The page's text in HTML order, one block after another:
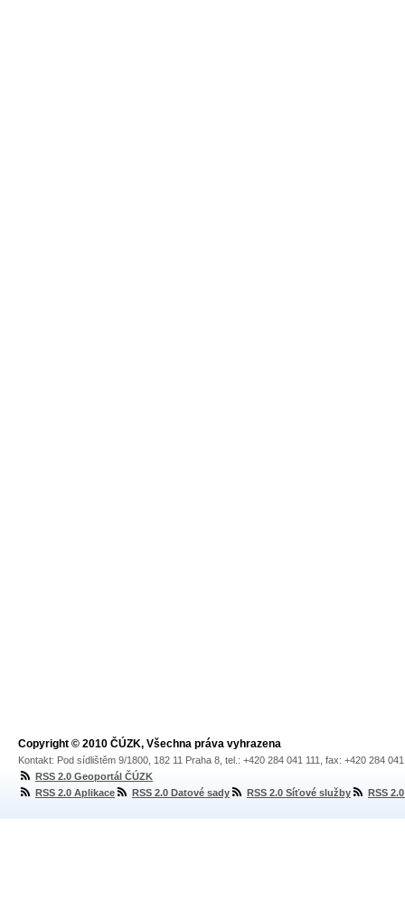
Copyright © 2010 ČÚZK, Všechna práva vyhrazena
Kontakt: Pod sídlištěm 9/1800, 182 11 Praha 8, tel.: +420 284 041 111, fax: +420 284
RSS 2.0 Geoportál ČÚZK
RSS 2.0 Aplikace
RSS 2.0 Datové sady RSS 2.0 Síťové služby RSS